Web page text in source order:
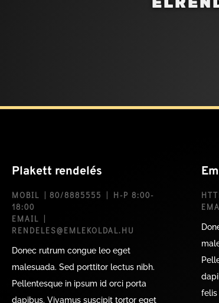
Plakett rendelés
MOBIL | 80/8885555 | H-P 8:00-
18:00
EMAIL |
RENDELES@EMLEKOLDAL.HU
Donec rutrum congue leo eget
malesuada. Sed porttitor lectus nibh.
Pellentesque in ipsum id orci porta
dapibus. Vivamus suscipit tortor eget